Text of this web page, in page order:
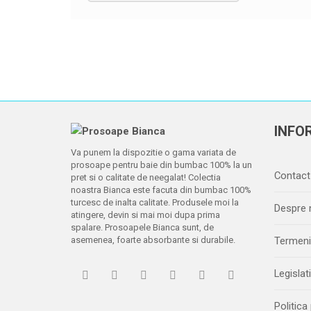
Va punem la dispozitie o gama variata de
prosoape pentru baie din bumbac 100% la un
pret si o calitate de neegalat! Colectia
noastra Bianca este facuta din bumbac 100%
turcesc de inalta calitate. Produsele moi la
atingere, devin si mai moi dupa prima
spalare. Prosoapele Bianca sunt, de
asemenea, foarte absorbante si durabile.
Contact
Despre
Politica